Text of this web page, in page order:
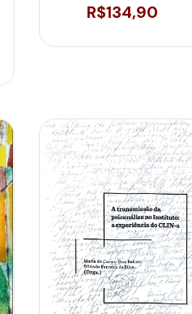
R$134,90